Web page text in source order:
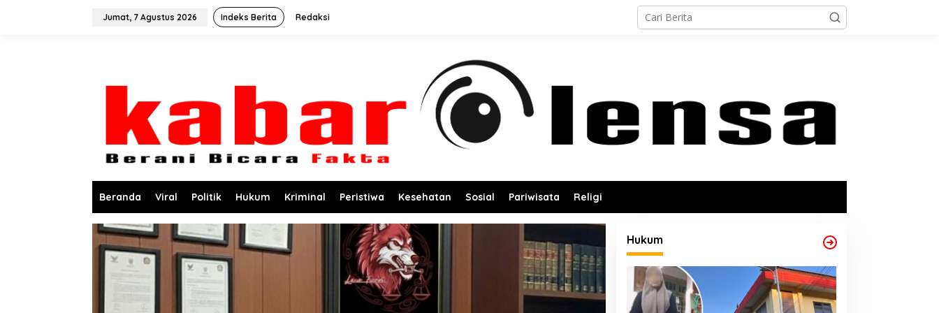
Jumat, 7 Agustus 2026 Indeks Berita Redaksi
Beranda Viral Politik Hukum Kriminal Peristiwa Kesehatan Sosial Pariwisata Religi
Hukum